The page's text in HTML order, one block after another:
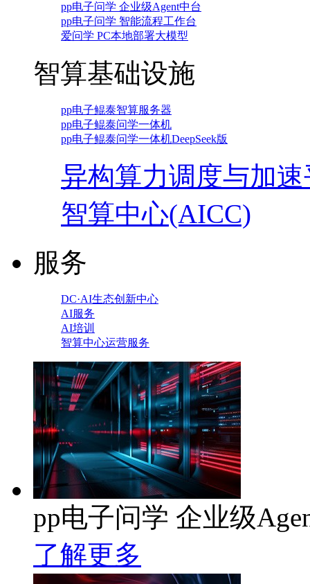
pp电子问学 企业级Agent中台
pp电子问学 智能流程工作台
爱问学 PC本地部署大模型
智算基础设施
pp电子鲲泰智算服务器
pp电子鲲泰问学一体机
pp电子鲲泰问学一体机DeepSeek版
异构算力调度与加
智算中心(AICC)
服务
DC·AI生态创新中心
AI服务
AI培训
智算中心运营服务
pp电子问学 企业级
了解更多